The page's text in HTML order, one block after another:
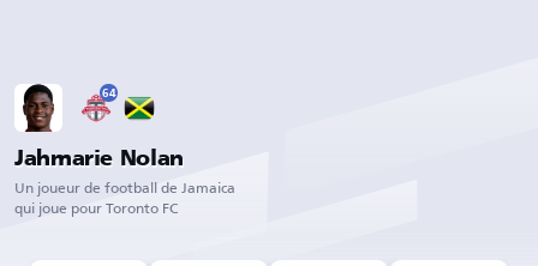
64
Jahmarie Nolan
Un joueur de football de Jamaica
qui joue pour Toronto FC